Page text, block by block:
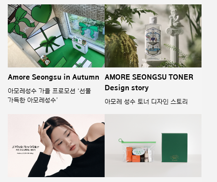
Amore Seongsu in Autumn
아모레성수 가을 프로모션 ‘선물
가득한 아모레성수’
AMORE SEONGSU TONER
Design story
아모레 성수 토너 디자인 스토리